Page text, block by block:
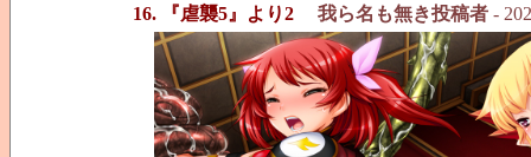
16. 『虐襲5』より2 我ら名も無き投稿者 -